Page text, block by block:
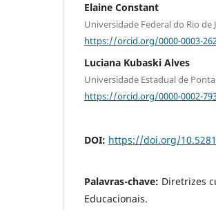
Elaine Constant
Universidade Federal do Rio de
https://orcid.org/0000-0003-
Luciana Kubaski Alves
Universidade Estadual de
https://orcid.org/0000-0002-
DOI: https://doi.org/
Palavras-chave: Diretrizes
Educacionais.